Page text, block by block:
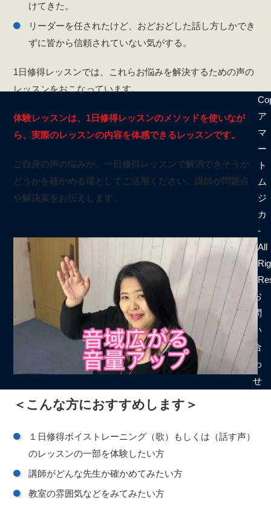
けてきた。
リーダーを任されたけど、おどおどした話し方しかでき
ずに皆から信頼されていない気がする。
1日修得レッスンでは、これらお悩みを解決するための声の
レッスンをおこなっています。
体験レッスンは、1日修得レッスンのメソッドを使いなが
ら、実際のレッスンの内容を体感できるレッスンです。
ご自身の声の悩みが、一日修得レッスンで解消できそうか
どうかを確かめる場としてご活用ください。講師が問題点
や解決策をお伝えします。
＜こんな方におすすめします＞
１日修得ボイストレーニング（歌）もしくは（話す声）
のレッスンの一部を体験したい方
講師がどんな先生か確かめてみたい方
教室の雰囲気などをみてみたい方
ア
マ
ー
ト
ム
ジ
カ
-
All
お
問
い
合
わ
せ